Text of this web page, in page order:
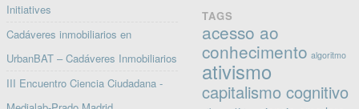
Initiatives
Cadáveres inmobiliarios en
UrbanBAT – Cadáveres Inmobiliarios
III Encuentro Ciencia Ciudadana -
TAGS
acesso ao
conhecimento algoritmo
ativismo
capitalismo cognitivo